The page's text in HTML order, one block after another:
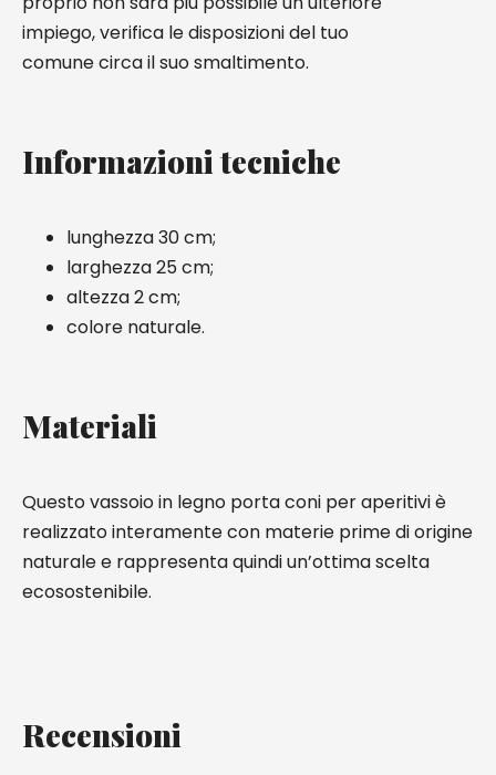
impiego, verifica le disposizioni del tuo
comune circa il suo smaltimento.
Informazioni tecniche
lunghezza 30 cm;
larghezza 25 cm;
altezza 2 cm;
colore naturale.
Materiali
Questo vassoio in legno porta coni per aperitivi è
realizzato interamente con materie prime di origine
naturale e rappresenta quindi un’ottima scelta
ecosostenibile.
Recensioni